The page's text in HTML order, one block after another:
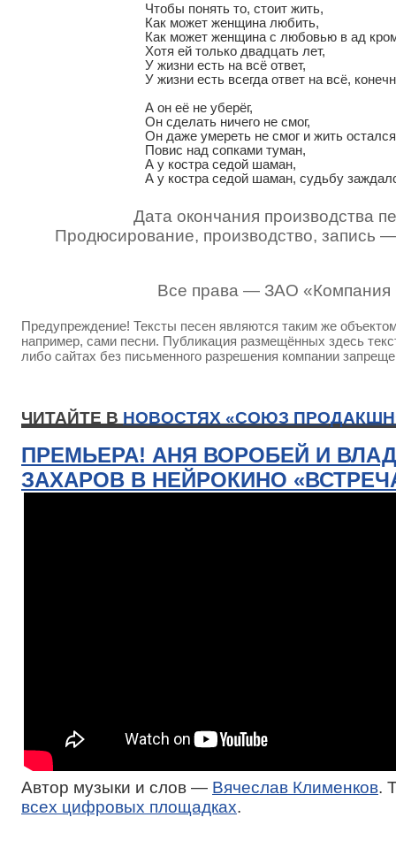
Чтобы понять то, стоит жить,
Как может женщина любить,
Как может женщина с любовью в ад
Хотя ей только двадцать лет,
У жизни есть на всё ответ,
У жизни есть всегда ответ на всё,
А он её не уберёг,
Он сделать ничего не смог,
Он даже умереть не смог и жить
Повис над сопками туман,
А у костра седой шаман,
А у костра седой шаман, судьбу
Дата окончания производства
Продюсирование, производство, запись
Все права — ЗАО
Предупреждение! Тексты песен являются таким же
например, сами песни. Публикация размещённых здесь
либо сайтах без письменного разрешения компании
ЧИТАЙТЕ В НОВОСТЯХ «СОЮЗ
ПРЕМЬЕРА! АНЯ ВОРОБЕЙ И
ЗАХАРОВ В НЕЙРОКИНО
Автор музыки и слов — Вячеслав Клименков.
всех цифровых площадках.